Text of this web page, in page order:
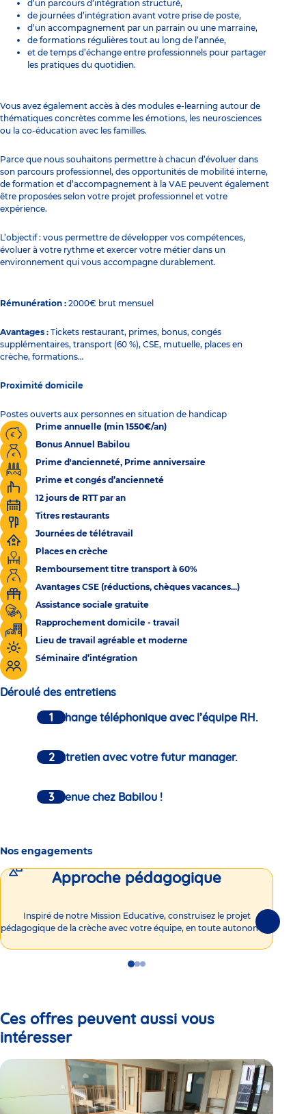
d’un parcours d’intégration structuré,
de journées d’intégration avant votre prise de poste,
d’un accompagnement par un parrain ou une marraine,
de formations régulières tout au long de l’année,
et de temps d’échange entre professionnels pour partager
les pratiques du quotidien.
Vous avez également accès à des modules e-learning autour de
thématiques concrètes comme les émotions, les neurosciences
ou la co-éducation avec les familles.
Parce que nous souhaitons permettre à chacun d’évoluer dans
son parcours professionnel, des opportunités de mobilité interne,
de formation et d’accompagnement à la VAE peuvent également
être proposées selon votre projet professionnel et votre
expérience.
L’objectif : vous permettre de développer vos compétences,
évoluer à votre rythme et exercer votre métier dans un
environnement qui vous accompagne durablement.
Rémunération : 2000€ brut mensuel
Avantages : Tickets restaurant, primes, bonus, congés
supplémentaires, transport (60 %), CSE, mutuelle, places en
crèche, formations…
Proximité domicile
Postes ouverts aux personnes en situation de handicap
Prime annuelle (min 1550€/an)
Bonus Annuel Babilou
Prime d'ancienneté, Prime anniversaire
Prime et congés d’ancienneté
12 jours de RTT par an
Titres restaurants
Journées de télétravail
Places en crèche
Remboursement titre transport à 60%
Avantages CSE (réductions, chèques vacances...)
Assistance sociale gratuite
Rapprochement domicile - travail
Lieu de travail agréable et moderne
Séminaire d’intégration
Déroulé des entretiens
Un échange téléphonique avec l’équipe RH.
Un entretien avec votre futur manager.
Bienvenue chez Babilou !
Nos engagements
Approche pédagogique
Inspiré de notre Mission Educative, construisez le projet
pédagogique de la crèche avec votre équipe, en toute autonomie !
GoGoGo
Ces offres peuvent aussi vous
intéresser